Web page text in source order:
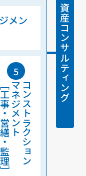
メン
コンストラクション
マネジメント
［工事・営繕・監理］
資産コンサルティング